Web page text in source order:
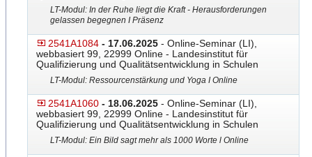
LT-Modul: In der Ruhe liegt die Kraft - Herausforderungen
gelassen begegnen I Präsenz
2541A1084 - 17.06.2025 - Online-Seminar (LI),
webbasiert 99, 22999 Online - Landesinstitut für
Qualifizierung und Qualitätsentwicklung in Schulen
LT-Modul: Ressourcenstärkung und Yoga I Online
2541A1060 - 18.06.2025 - Online-Seminar (LI),
webbasiert 99, 22999 Online - Landesinstitut für
Qualifizierung und Qualitätsentwicklung in Schulen
LT-Modul: Ein Bild sagt mehr als 1000 Worte l Online